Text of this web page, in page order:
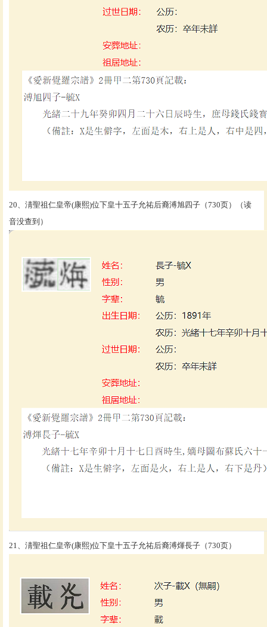
20、淸聖祖仁皇帝(康熙)位下皇十五子允祐后裔溥旭四子（730页）（读
音没查到）
21、淸聖祖仁皇帝(康熙)位下皇十五子允祐后裔溥煇長子（730页）